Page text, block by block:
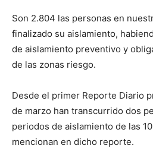
Son 2.804 las personas en
finalizado su aislamiento,
de aislamiento preventivo y
de las zonas riesgo.
Desde el primer Reporte Diario
de marzo han transcurrido dos
periodos de aislamiento de las
mencionan en dicho reporte.